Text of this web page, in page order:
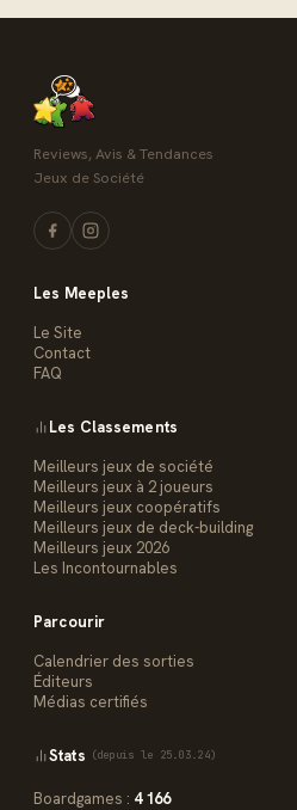
Reviews, Avis & Tendances
Jeux de Société
Les Meeples
Le Site
Contact
FAQ
Les Classements
Meilleurs jeux de société
Meilleurs jeux à 2 joueurs
Meilleurs jeux coopératifs
Meilleurs jeux de deck-building
Meilleurs jeux 2026
Les Incontournables
Parcourir
Calendrier des sorties
Éditeurs
Médias certifiés
Stats (depuis le 25.03.24)
Boardgames : 4 166